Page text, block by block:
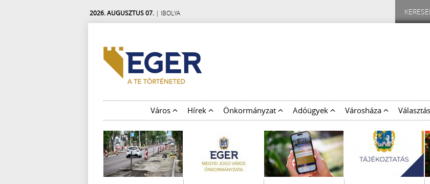
2026. AUGUSZTUS 07. | IBOLYA
Város Hírek Önkormányzat Adóügyek Városháza